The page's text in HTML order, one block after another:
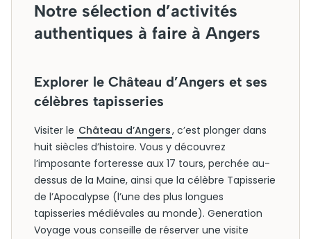
Notre sélection d’activités
authentiques à faire à Angers
Explorer le Château d’Angers et ses
célèbres tapisseries
Visiter le Château d’Angers, c’est plonger dans
huit siècles d’histoire. Vous y découvrez
l’imposante forteresse aux 17 tours, perchée au-
dessus de la Maine, ainsi que la célèbre Tapisserie
de l’Apocalypse (l’une des plus longues
tapisseries médiévales au monde). Generation
Voyage vous conseille de réserver une visite